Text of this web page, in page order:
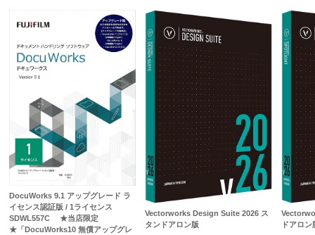
DocuWorks 9.1 アップグレード ラ
イセンス認証版 / 1ライセンス
SDWL557C ★当店限定
★「DocuWorks10 無償アップグレ
Vectorworks Design Suite 2026 ス
タンドアロン版
ドアロン